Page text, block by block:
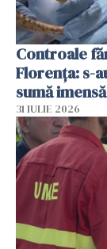
Controale
Florența: s-
sumă
31 IULIE 2026